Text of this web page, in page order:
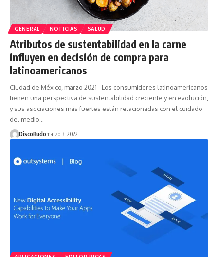
GENERAL NOTICIAS SALUD
Atributos de sustentabilidad en la carne
influyen en decisión de compra para
latinoamericanos
Ciudad de México, marzo 2021 - Los consumidores latinoamericanos
tienen una perspectiva de sustentabilidad creciente y en evolución,
y sus asociaciones más fuertes están relacionadas con el cuidado
del medio…
DiscoRudomarzo 3, 2022